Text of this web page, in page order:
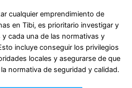
cualquier emprendimiento de
en Tibi, es prioritario investigar y
cada una de las normativas y
incluye conseguir los privilegios
locales y asegurarse de que
normativa de seguridad y calidad.